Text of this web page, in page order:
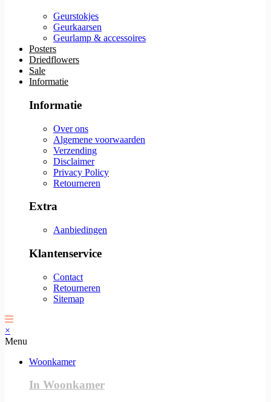
Geurstokjes
Geurkaarsen
Geurlamp & accessoires
Posters
Driedflowers
Sale
Informatie
Informatie
Over ons
Algemene voorwaarden
Verzending
Disclaimer
Privacy Policy
Retourneren
Extra
Aanbiedingen
Klantenservice
Contact
Retourneren
Sitemap
×
Menu
Woonkamer
In Woonkamer